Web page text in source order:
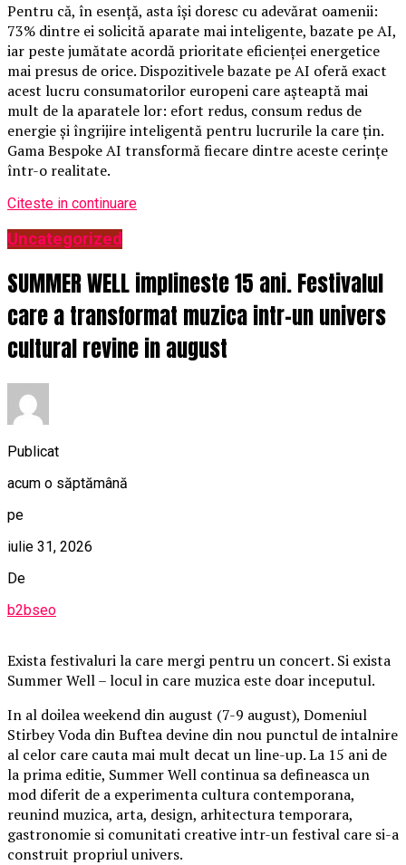
Pentru că, în esență, asta își doresc cu adevărat oamenii:
73% dintre ei solicită aparate mai inteligente, bazate pe AI,
iar peste jumătate acordă prioritate eficienței energetice
mai presus de orice. Dispozitivele bazate pe AI oferă exact
acest lucru consumatorilor europeni care așteaptă mai
mult de la aparatele lor: efort redus, consum redus de
energie și îngrijire inteligentă pentru lucrurile la care țin.
Gama Bespoke AI transformă fiecare dintre aceste cerințe
într-o realitate.
Citeste in continuare
Uncategorized
SUMMER WELL implineste 15 ani. Festivalul
care a transformat muzica intr-un univers
cultural revine in august
Publicat
acum o săptămână
pe
iulie 31, 2026
De
b2bseo
Exista festivaluri la care mergi pentru un concert. Si exista
Summer Well – locul in care muzica este doar inceputul.
In al doilea weekend din august (7-9 august), Domeniul
Stirbey Voda din Buftea devine din nou punctul de intalnire
al celor care cauta mai mult decat un line-up. La 15 ani de
la prima editie, Summer Well continua sa defineasca un
mod diferit de a experimenta cultura contemporana,
reunind muzica, arta, design, arhitectura temporara,
gastronomie si comunitati creative intr-un festival care si-a
construit propriul univers.